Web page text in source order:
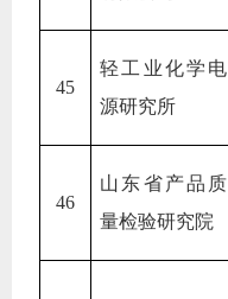
45
轻工业化学电
源研究所
46
山东省产品质
量检验研究院